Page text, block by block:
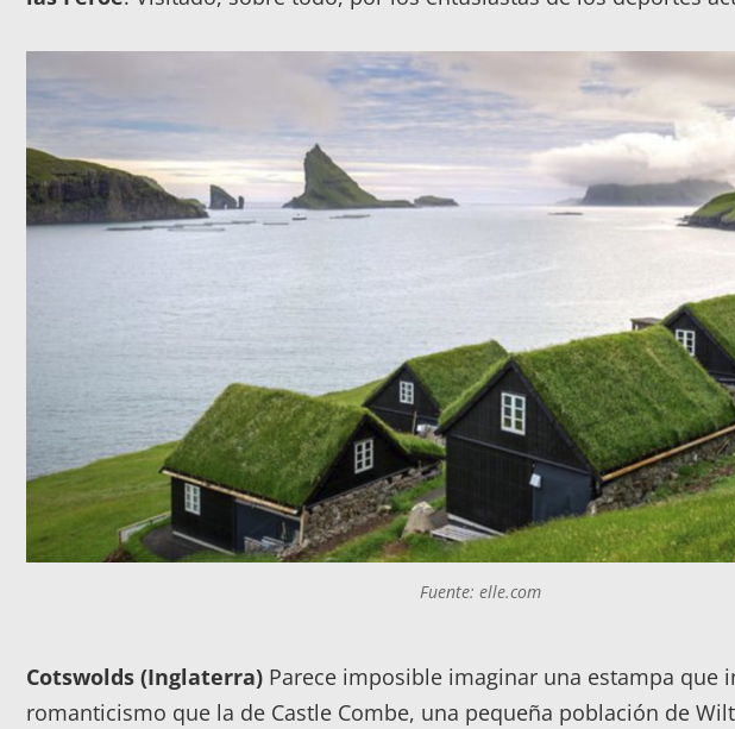
Fuente: elle.com
Cotswolds (Inglaterra) Parece imposible imaginar una estampa que
romanticismo que la de Castle Combe, una pequeña población de